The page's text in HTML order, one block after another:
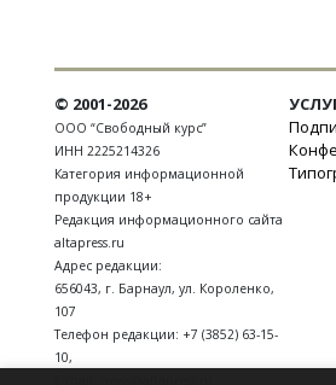
© 2001-2026
ООО “Свободный курс”
ИНН 2225214326
Категория информационной
продукции 18+
Редакция информационного сайта
altapress.ru
Адрес редакции:
656043, г. Барнаул, ул. Короленко,
107
Телефон редакции: +7 (3852) 63-15-
10,